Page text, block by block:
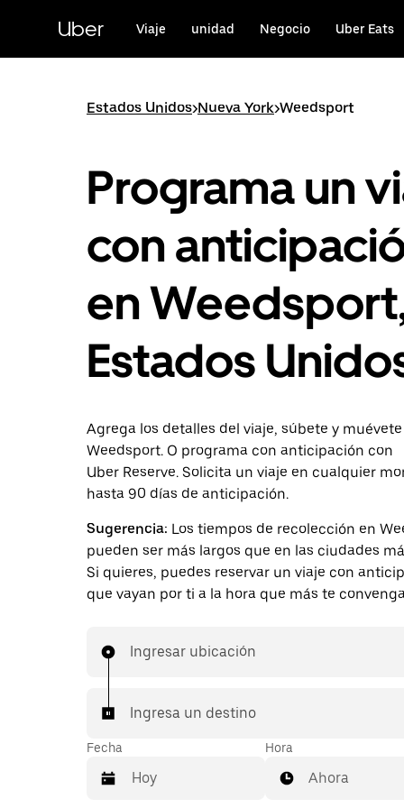
contenido
principal
Uber Viaje unidad Negocio Uber Eats
Estados Unidos>Nueva York>Weedsport
Programa un
con
en
Estados
Agrega los detalles del viaje, súbete y
Weedsport. O programa con anticipación con
Uber Reserve. Solicita un viaje en cualquier
hasta 90 días de anticipación.
Sugerencia: Los tiempos de recolección en
pueden ser más largos que en las ciudades
Si quieres, puedes reservar un viaje con
que vayan por ti a la hora que más te
Ingresar ubicación
Ingresa un destino
Fecha Hora
Ahora